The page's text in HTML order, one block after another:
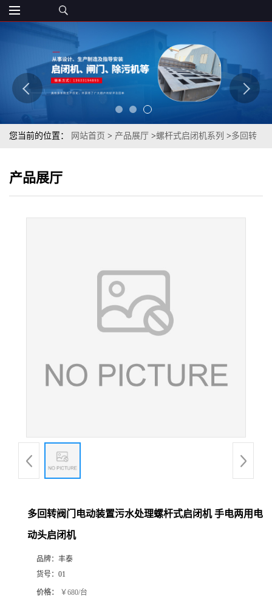
您当前的位置： 网站首页 > 产品展厅 >螺杆式启闭机系列 >多回转
产品展厅
多回转阀门电动装置污水处理螺杆式启闭机 手电两用电
动头启闭机
品牌： 丰泰
货号： 01
价格： ￥680/台